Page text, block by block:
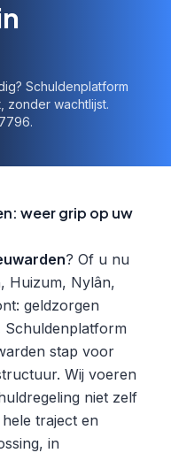
Schuldenplatform
zonder wachtlijst.
weer grip op uw
? Of u nu
Huizum, Nylân,
geldzorgen
Schuldenplatform
stap voor
Wij voeren
niet zelf
traject en
in